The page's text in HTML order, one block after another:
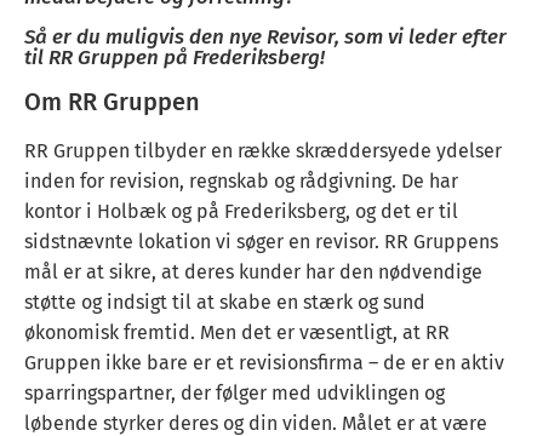
Så er du muligvis den nye Revisor, som vi leder efter
til RR Gruppen på Frederiksberg!
Om RR Gruppen
RR Gruppen tilbyder en række skræddersyede ydelser
inden for revision, regnskab og rådgivning. De har
kontor i Holbæk og på Frederiksberg, og det er til
sidstnævnte lokation vi søger en revisor. RR Gruppens
mål er at sikre, at deres kunder har den nødvendige
støtte og indsigt til at skabe en stærk og sund
økonomisk fremtid. Men det er væsentligt, at RR
Gruppen ikke bare er et revisionsfirma – de er en aktiv
sparringspartner, der følger med udviklingen og
løbende styrker deres og din viden. Målet er at være